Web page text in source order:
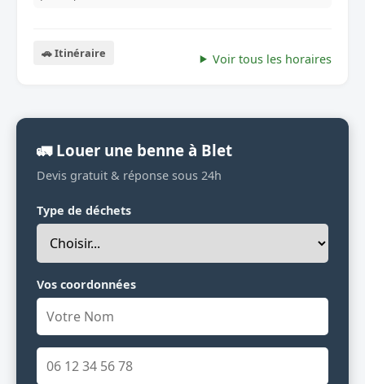
🚗 Itinéraire Voir tous les horaires
🚛 Louer une benne à Blet
Devis gratuit & réponse sous 24h
Type de déchets
Vos coordonnées